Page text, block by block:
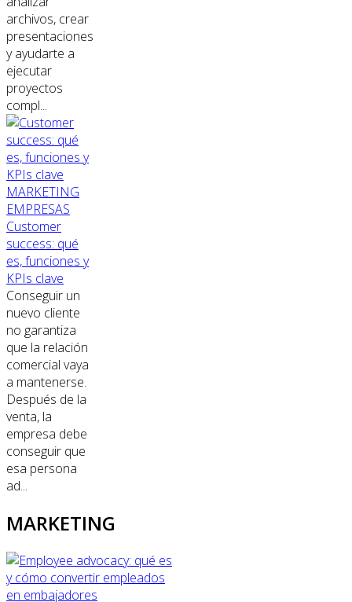
archivos, crear
presentaciones
y ayudarte a
ejecutar
proyectos
compl...
MARKETING
EMPRESAS
Customer
success: qué
es, funciones y
KPIs clave
Conseguir un
nuevo cliente
no garantiza
que la relación
comercial vaya
a mantenerse.
Después de la
venta, la
empresa debe
conseguir que
esa persona
ad...
MARKETING